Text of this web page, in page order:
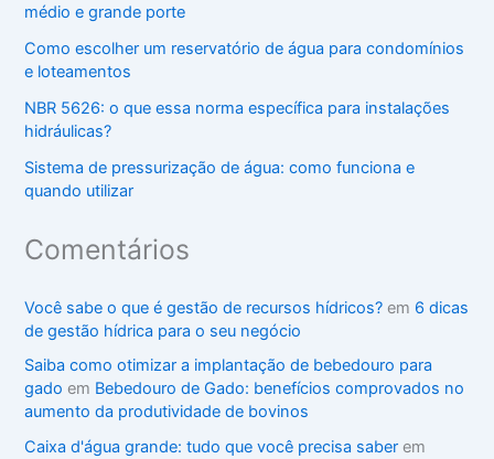
médio e grande porte
Como escolher um reservatório de água para condomínios
e loteamentos
NBR 5626: o que essa norma específica para instalações
hidráulicas?
Sistema de pressurização de água: como funciona e
quando utilizar
Comentários
Você sabe o que é gestão de recursos hídricos? em 6 dicas
de gestão hídrica para o seu negócio
Saiba como otimizar a implantação de bebedouro para
gado em Bebedouro de Gado: benefícios comprovados no
aumento da produtividade de bovinos
Caixa d'água grande: tudo que você precisa saber em